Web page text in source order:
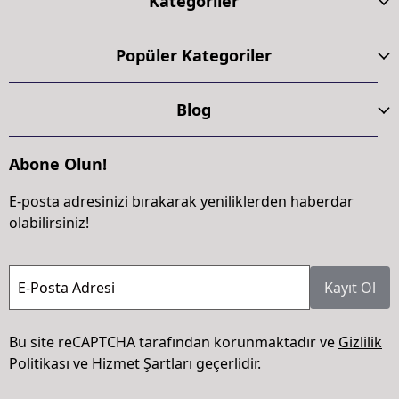
Popüler Kategoriler
Blog
Abone Olun!
E-posta adresinizi bırakarak yeniliklerden haberdar
olabilirsiniz!
E-Posta Adresi Kayıt Ol
Bu site reCAPTCHA tarafından korunmaktadır ve Gizlilik
Politikası ve Hizmet Şartları geçerlidir.